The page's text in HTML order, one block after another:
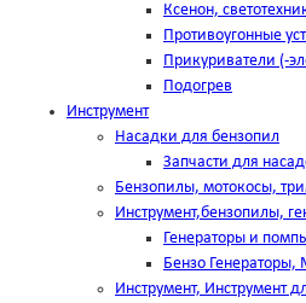
Ксенон,
Противоугонные
Прикуриватели (-
Подогрев
Инструмент
Насадки для бензопил
Запчасти для
Бензопилы, мотокосы,
Инструмент,бензопилы,
Генераторы и
Бензо
Инструмент, Инструмент